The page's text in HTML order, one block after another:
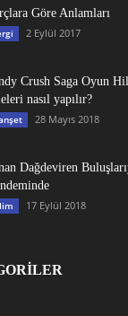
Göre Anlamları
2 Eylül 2017
Crush Saga Oyun
nasıl yapılır?
28 Mayıs 2018
Dağdeviren
17 Eylül 2018